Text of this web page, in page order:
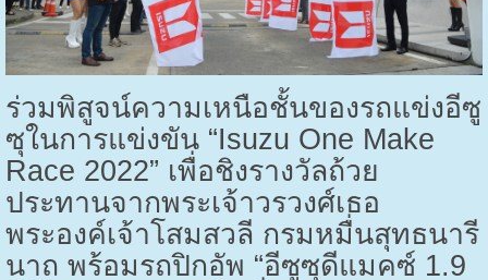
ร่วมพิสูจน์ความเหนือชั้นของรถแข่งอีซู
ซุในการแข่งขัน “Isuzu One Make
Race 2022” เพื่อชิงรางวัลถ้วย
ประทานจากพระเจ้าวรวงศ์เธอ
พระองค์เจ้าโสมสวลี กรมหมื่นสุทธนารี
นาถ พร้อมรถปิกอัพ “อีซูซุดีแมคซ์ 1.9